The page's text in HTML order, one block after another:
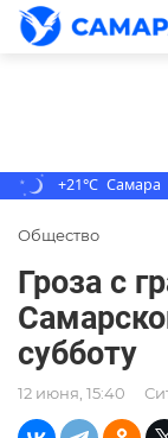
+21°C Самара
Общество
Гроза с
субботу
12 июня, 15:40